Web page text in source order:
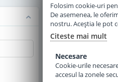
Folosim cookie-uri
De asemenea, le
nostru. Aceștia le pot
Citeste mai mult
Necesare
Cookie-urile
accesul la zonele